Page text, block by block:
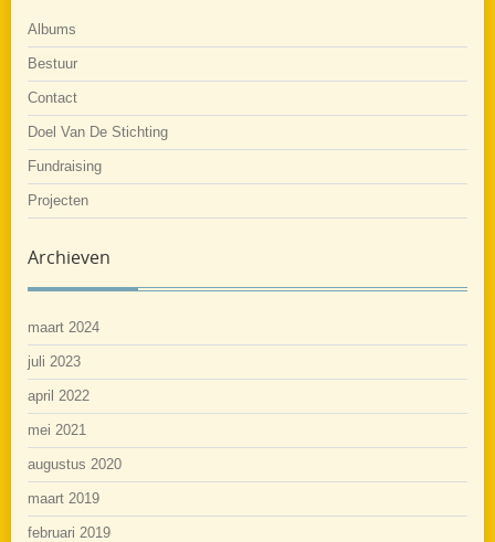
Albums
Bestuur
Contact
Doel Van De Stichting
Fundraising
Projecten
Archieven
maart 2024
juli 2023
april 2022
mei 2021
augustus 2020
maart 2019
februari 2019